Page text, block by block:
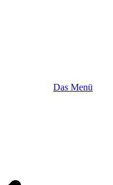
Das Menü